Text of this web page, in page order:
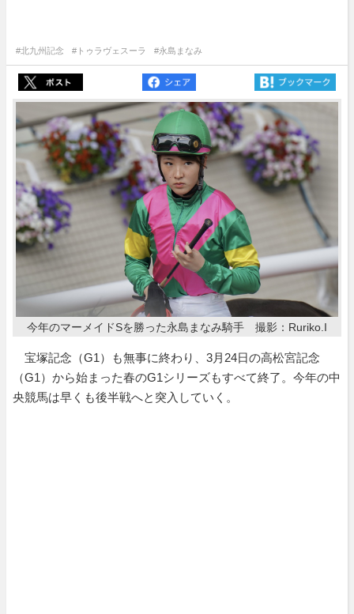
#北九州記念 #トゥラヴェスーラ #永島まなみ
今年のマーメイドSを勝った永島まなみ騎手 撮影：Ruriko.I
宝塚記念（G1）も無事に終わり、3月24日の高松宮記念
（G1）から始まった春のG1シリーズもすべて終了。今年の中
央競馬は早くも後半戦へと突入していく。